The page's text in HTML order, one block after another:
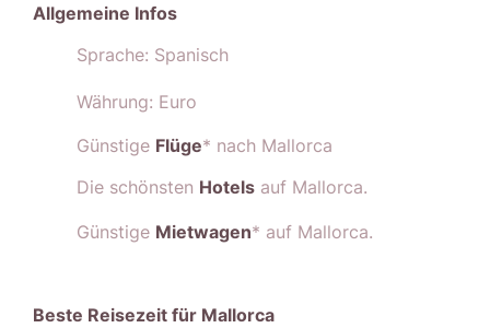
Allgemeine Infos
Sprache: Spanisch
Währung: Euro
Günstige Flüge* nach Mallorca
Die schönsten Hotels auf Mallorca.
Günstige Mietwagen* auf Mallorca.
Beste Reisezeit für Mallorca